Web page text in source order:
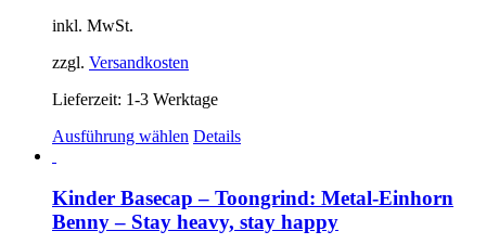
inkl. MwSt.
zzgl. Versandkosten
Lieferzeit: 1-3 Werktage
Ausführung wählen Dieses
mehrere
Varianten
auf.
Details
Kinder Basecap – Toongrind: Metal-Einhorn
Benny – Stay heavy, stay happy